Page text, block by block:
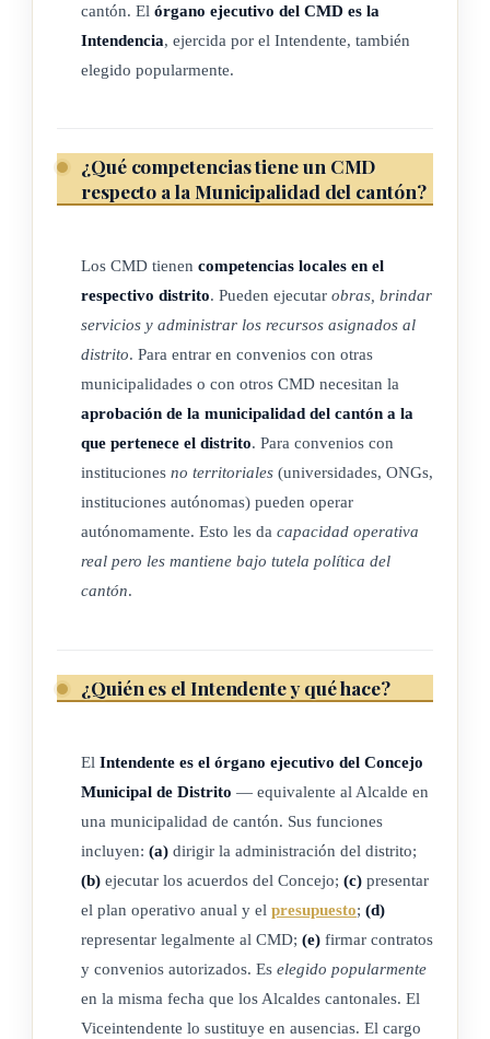
normativa concerniente a las competencias y potestades
municipales, así como el régimen jurídico general de las
corporaciones locales y del alcalde y los regidores.
municipalidad, o bien, dictar sus propios reglamentos, en las
mismas materias en que las municipalidades puedan normar.
Gaceta los acuerdos correspondientes.
(Así reformado por el artículo 2° de la ley N° 9208 del 20 de
febrero del 2014)
(Nota de Sinalevi: Mediante resolución de la Sala
Constitucional N° 021271 del 30 de octubre del 2019, y
corregida en su parte dispositiva mediante resolución de la
Sala Constitucional N° 021276 del 1° de noviembre del
2019, se declaró constitucional este numeral, siempre y
cuando se interprete que la potestad reglamentaria otorgada
es únicamente para aspectos de auto regulación y servicios
Los concejos municipales de distrito podrán convenir con las
municipalidades creadoras toda clase de alianzas de interés
común.
Todos los convenios de cooperación que celebren las
municipalidades y sus concejos municipales de distrito serán
informados a laContraloría General de la República, al igual
que los previstos en el párrafo tercero del artículo 1 y el
párrafo segundo del artículo 9.
cantón. El órgano ejecutivo del CMD es la
Intendencia, ejercida por el Intendente, también
elegido popularmente.
¿Qué competencias tiene un CMD
respecto a la Municipalidad del cantón?
Los CMD tienen competencias locales en el
respectivo distrito. Pueden ejecutar obras, brindar
servicios y administrar los recursos asignados al
distrito. Para entrar en convenios con otras
municipalidades o con otros CMD necesitan la
aprobación de la municipalidad del cantón a la
que pertenece el distrito. Para convenios con
instituciones no territoriales (universidades, ONGs,
instituciones autónomas) pueden operar
autónomamente. Esto les da capacidad operativa
real pero les mantiene bajo tutela política del
cantón.
¿Quién es el Intendente y qué hace?
El Intendente es el órgano ejecutivo del Concejo
Municipal de Distrito — equivalente al Alcalde en
una municipalidad de cantón. Sus funciones
incluyen: (a) dirigir la administración del distrito;
(b) ejecutar los acuerdos del Concejo; (c) presentar
el plan operativo anual y el presupuesto; (d)
representar legalmente al CMD; (e) firmar contratos
y convenios autorizados. Es elegido popularmente
en la misma fecha que los Alcaldes cantonales. El
Viceintendente lo sustituye en ausencias. El cargo